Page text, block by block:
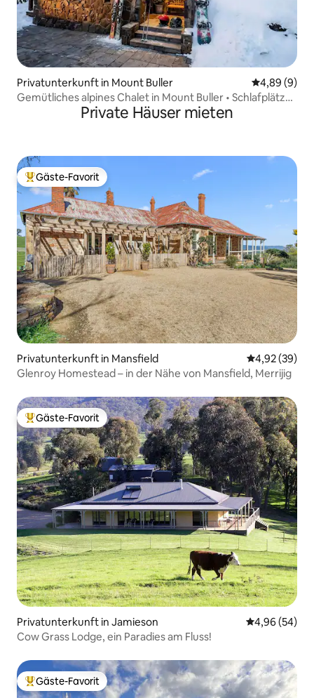
Privatunterkunft in Mount Buller
4,89 (9)
Gemütliches alpines Chalet in Mount Buller • Schlafplätze
für bis zu 12 PersonenPrivate Häuser mieten
Beliebter Gäste-Favorit.
Gäste-Favorit
Privatunterkunft in Mansfield
4,92 (39)
Glenroy Homestead – in der Nähe von Mansfield, Merrijig
Beliebter Gäste-Favorit.
Gäste-Favorit
Privatunterkunft in Jamieson
4,96 (54)
Cow Grass Lodge, ein Paradies am Fluss!
Beliebter Gäste-Favorit.
Gäste-Favorit